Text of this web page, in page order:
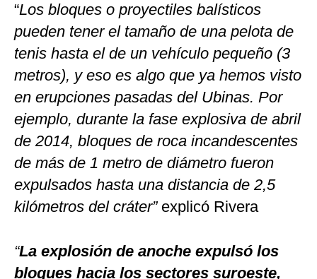
“Los bloques o proyectiles balísticos
pueden tener el tamaño de una pelota de
tenis hasta el de un vehículo pequeño (3
metros), y eso es algo que ya hemos visto
en erupciones pasadas del Ubinas. Por
ejemplo, durante la fase explosiva de abril
de 2014, bloques de roca incandescentes
de más de 1 metro de diámetro fueron
expulsados hasta una distancia de 2,5
kilómetros del cráter” explicó Rivera
“La explosión de anoche expulsó los
bloques hacia los sectores suroeste,